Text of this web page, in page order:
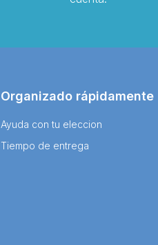
Organizado rápidamente
Ayuda con tu eleccion
Tiempo de entrega